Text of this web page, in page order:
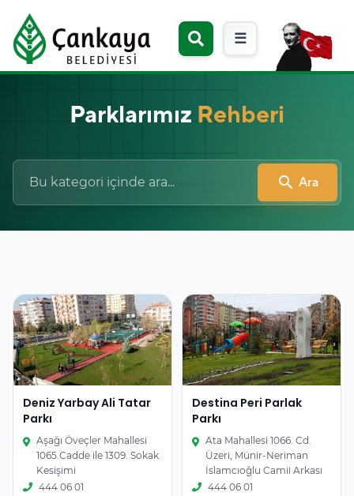
☰
Parklarımız Rehberi
search Ara
Deniz Yarbay Ali Tatar
Parkı
Aşağı Öveçler Mahallesi
1065.Cadde ile 1309. Sokak
Kesişimi
444 06 01
Destina Peri Parlak
Parkı
Ata Mahallesi 1066. Cd.
Üzeri, Münir-Neriman
İslamcıoğlu Camii Arkası
444 06 01